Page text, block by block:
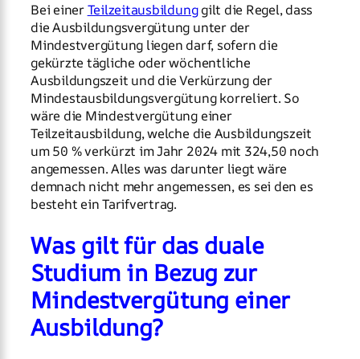
Bei einerTeilzeitausbildunggilt die Regel, dass
die Ausbildungsvergütung unter der
Mindestvergütung liegen darf, sofern die
gekürzte tägliche oder wöchentliche
Ausbildungszeit und die Verkürzung der
Mindestausbildungsvergütung korreliert. So
wäre die Mindestvergütung einer
Teilzeitausbildung, welche die Ausbildungszeit
um 50 % verkürzt im Jahr 2024 mit 324,50 noch
angemessen. Alles was darunter liegt wäre
demnach nicht mehr angemessen, es sei den es
besteht ein Tarifvertrag.
Was gilt für das duale
Studium in Bezug zur
Mindestvergütung einer
Ausbildung?